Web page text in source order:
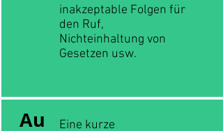
inakzeptable Folgen für
den Ruf,
Nichteinhaltung von
Gesetzen usw.
Au
Eine kurze